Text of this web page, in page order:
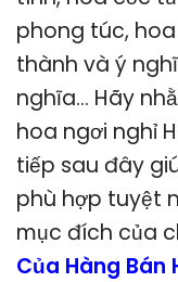
phong túc,
thành và ý
nghĩa… Hãy
hoa ngơi nghỉ
tiếp sau đây
phù hợp tuyệt
mục đích của
Của Hàng Bán